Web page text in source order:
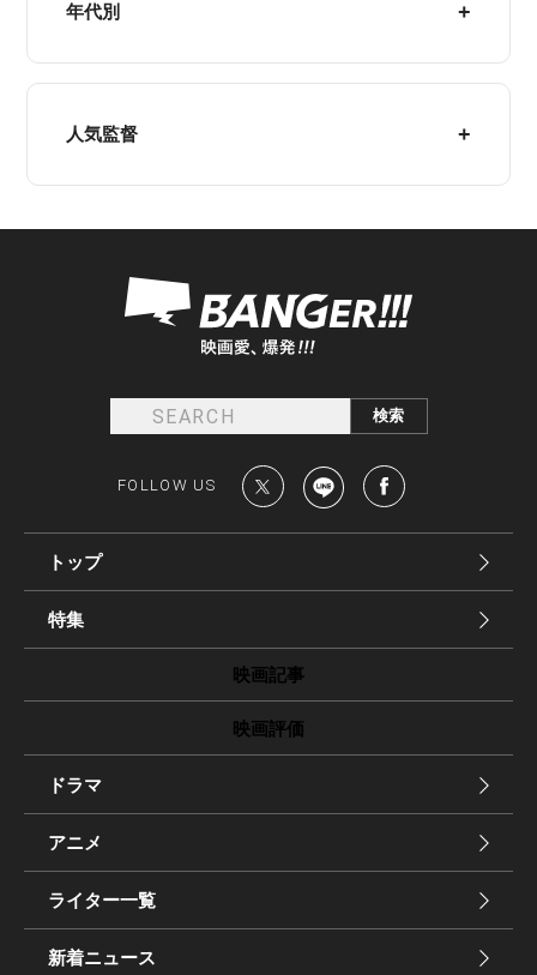
年代別
人気監督
FOLLOW US
トップ
特集
映画記事
映画評価
ドラマ
アニメ
ライター一覧
新着ニュース